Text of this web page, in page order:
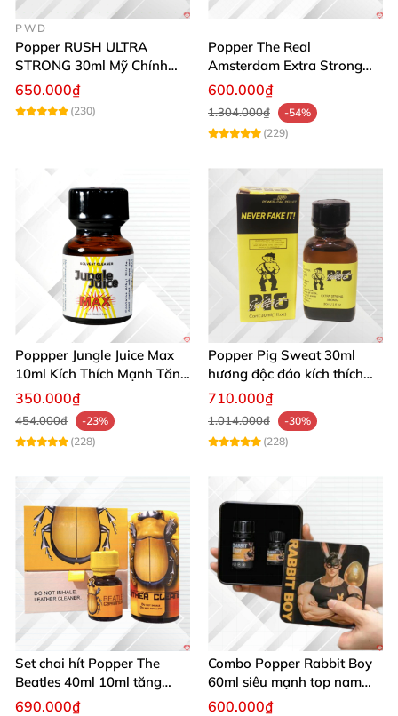
PWD
Popper RUSH ULTRA
STRONG 30ml Mỹ Chính
Hãng Tăng Hưng Phấn
650.000₫
(230)
Popper The Real
Amsterdam Extra Strong
30ml Hưng Phấn Mạnh Mẽ
600.000₫
1.304.000₫
-54%
(229)
Poppper Jungle Juice Max
10ml Kích Thích Mạnh Tăng
Ham Muốn Mua Ngay
350.000₫
454.000₫
-23%
(228)
Popper Pig Sweat 30ml
hương độc đáo kích thích
mạnh mẽ sảng khoái
710.000₫
1.014.000₫
-30%
(228)
Set chai hít Popper The
Beatles 40ml 10ml tăng
khoái cảm quan hệ
690.000₫
Combo Popper Rabbit Boy
60ml siêu mạnh top nam
cực hưng phấn
600.000₫